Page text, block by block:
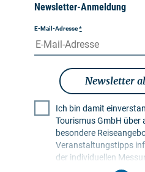
Newsletter-Anmeldung
E-Mail-Adresse*
Newsletter
Ich bin damit
Tourismus GmbH über aktuelle Urlaubsthemen,
besondere
Veranstaltungstipps
der individuellen
Auswertung von